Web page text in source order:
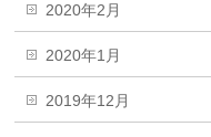
2020年2月
2020年1月
2019年12月